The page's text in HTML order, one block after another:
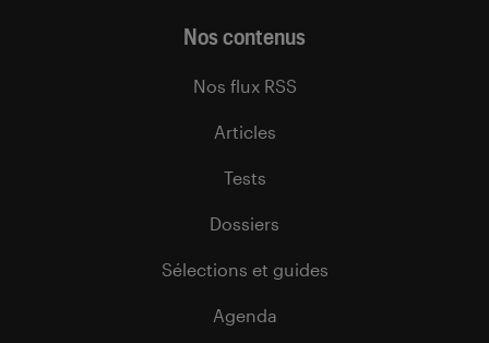
Nos contenus
Nos flux RSS
Articles
Tests
Dossiers
Sélections et guides
Agenda